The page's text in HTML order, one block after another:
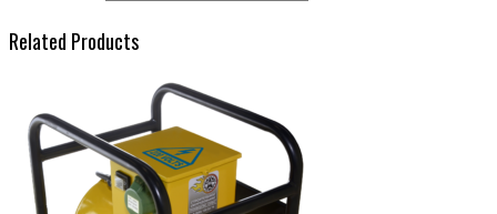
Related Products